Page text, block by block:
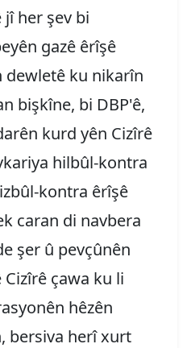
her şev bi
gazê êrîşê
dewletê ku nikarîn
bişkîne, bi DBP'ê,
kurd yên Cizîrê
hilbûl-kontra
kontra êrîşê
caran di navbera
şer û pevçûnên
çawa ku li
hêzên
bersiva herî xurt